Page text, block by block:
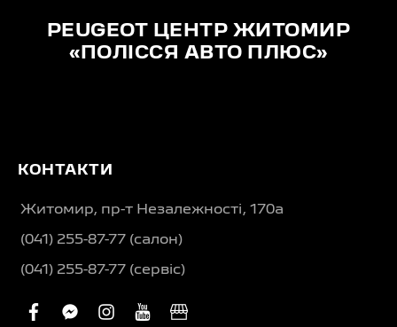
PEUGEOT ЦЕНТР ЖИТОМИР
«ПОЛІССЯ АВТО ПЛЮС»
КОНТАКТИ
Житомир, пр-т Незалежності, 170а
(041) 255-87-77 (салон)
(041) 255-87-77 (сервіс)
facebook
facebook-
instagram
youtube
business